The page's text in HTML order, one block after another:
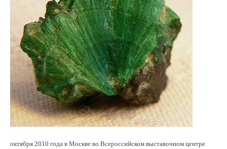
октября 2010 года в Москве во Всероссийском выставочном центре